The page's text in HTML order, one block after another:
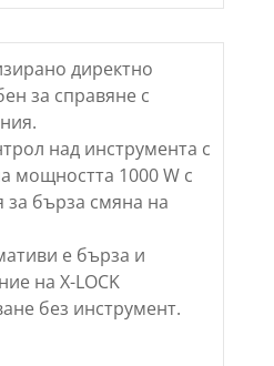
директно
за справяне с
над инструмента с
мощността 1000 W с
за бърза смяна на
е бърза и
на X-LOCK
без инструмент.